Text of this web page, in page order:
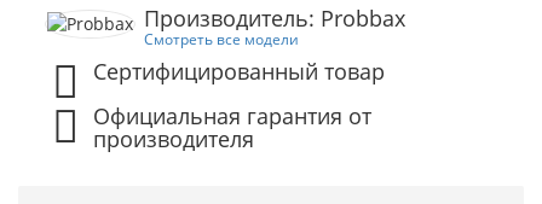
Производитель: Probbax
Смотреть все модели
Сертифицированный товар
Официальная гарантия от
производителя